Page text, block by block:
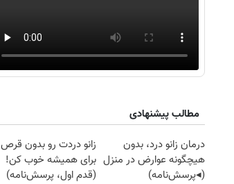
مطالب پیشنهادی
درمان زانو درد، بدون
هیچگونه عوارض در منزل
(◂پرسش‌نامه)
زانو دردت رو بدون قرص
برای همیشه خوب کن!
(قدم اول، پرسش‌نامه)